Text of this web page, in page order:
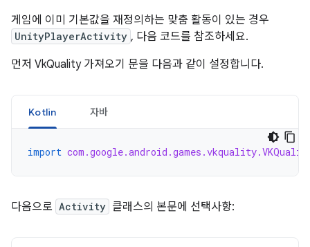
게임에 이미 기본값을 재정의하는 맞춤 활동이 있는 경우
UnityPlayerActivity , 다음 코드를 참조하세요.
먼저 VkQuality 가져오기 문을 다음과 같이 설정합니다.
Kotlin 자바
import
다음으로 Activity 클래스의 본문에 선택사항: